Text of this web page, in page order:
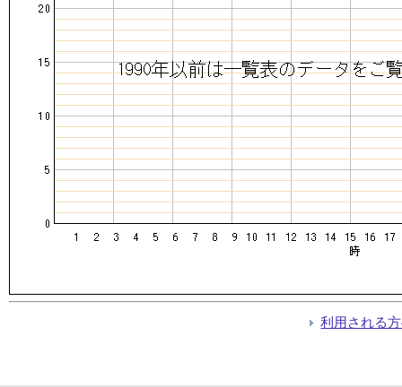
利用される